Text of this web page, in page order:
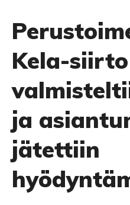
Kela-siirto
ja
jätettiin